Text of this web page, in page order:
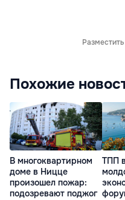
Похожие
В многоквартирном
доме в Ницце
произошел пожар:
подозревают поджог
ТПП